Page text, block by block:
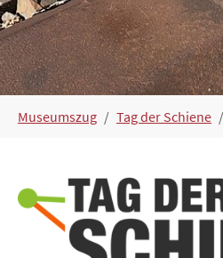
Museumszug Tag der Schiene